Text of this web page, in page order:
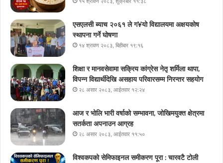
एसएलसी ब्याच २०६१ ले ग¥यो विद्यालयमा अक्षयकोष
स्थापना गर्ने घोषणा
१४ श्रावण २०८३, बिहीबार १९:१६
शिक्षा र मानवसेवामा सक्रिय कांग्रेस नेतृ शर्मिला थापा,
विपन्न विद्यार्थीदेखि असहाय परिवारसम्म निरन्तर सहयोग
२८ असार २०८३, आईतवार १२:२४
आज र भोलि भारी वर्षाको सम्भावना, जोखिमयुक्त क्षेत्रमा
सतर्कता अपनाउन आग्रह
२८ असार २०८३, आईतवार ११:५०
विश्वकपको सेमिफाइनल समीकरण पूरा : चारवटै टोली